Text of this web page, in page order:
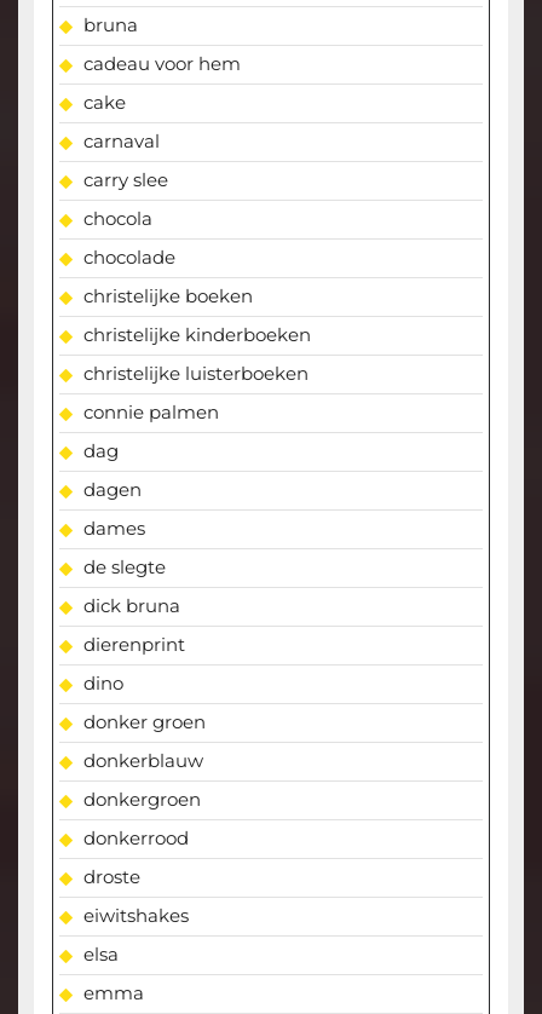
bruna
cadeau voor hem
cake
carnaval
carry slee
chocola
chocolade
christelijke boeken
christelijke kinderboeken
christelijke luisterboeken
connie palmen
dag
dagen
dames
de slegte
dick bruna
dierenprint
dino
donker groen
donkerblauw
donkergroen
donkerrood
droste
eiwitshakes
elsa
emma